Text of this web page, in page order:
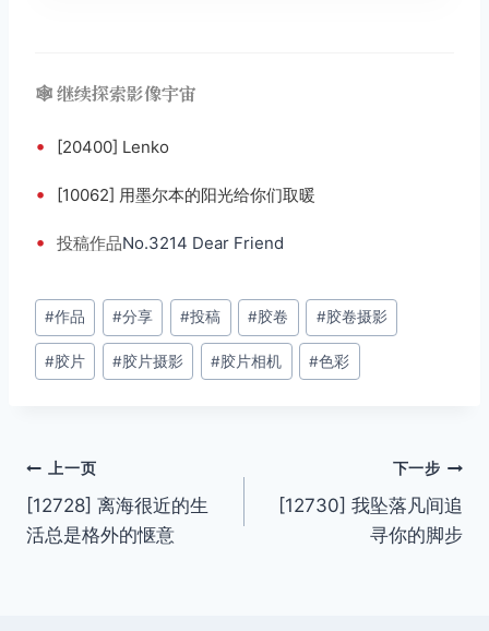
🕸️ 继续探索影像宇宙
• [20400] Lenko
• [10062] 用墨尔本的阳光给你们取暖
• 投稿作品No.3214 Dear Friend
文
章
标
#作品 #分享 #投稿 #胶卷 #胶卷摄影
#胶片 #胶片摄影 #胶片相机 #色彩
文
章
上一页
[12728] 离海很近的生
活总是格外的惬意
下一步
[12730] 我坠落凡间追
寻你的脚步